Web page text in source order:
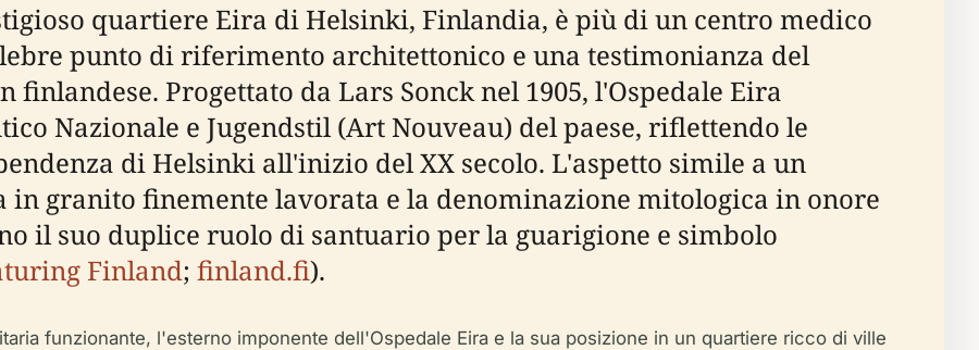
quartiere Eira di Helsinki, Finlandia, è più di un centro medico
punto di riferimento architettonico e una testimonianza del
Progettato da Lars Sonck nel 1905, l'Ospedale Eira
Nazionale e Jugendstil (Art Nouveau) del paese, riflettendo le
di Helsinki all'inizio del XX secolo. L'aspetto simile a un
in granito finemente lavorata e la denominazione mitologica in onore
il suo duplice ruolo di santuario per la guarigione e simbolo
Finland; finland.fi).
funzionante, l'esterno imponente dell'Ospedale Eira e la sua posizione in un quartiere ricco di ville